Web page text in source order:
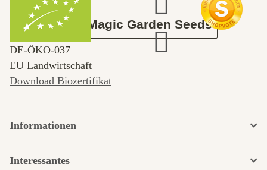
Über Magic Garden Seeds
DE‑ÖKO‑037
EU Landwirtschaft
Download Biozertifikat
Informationen
Interessantes